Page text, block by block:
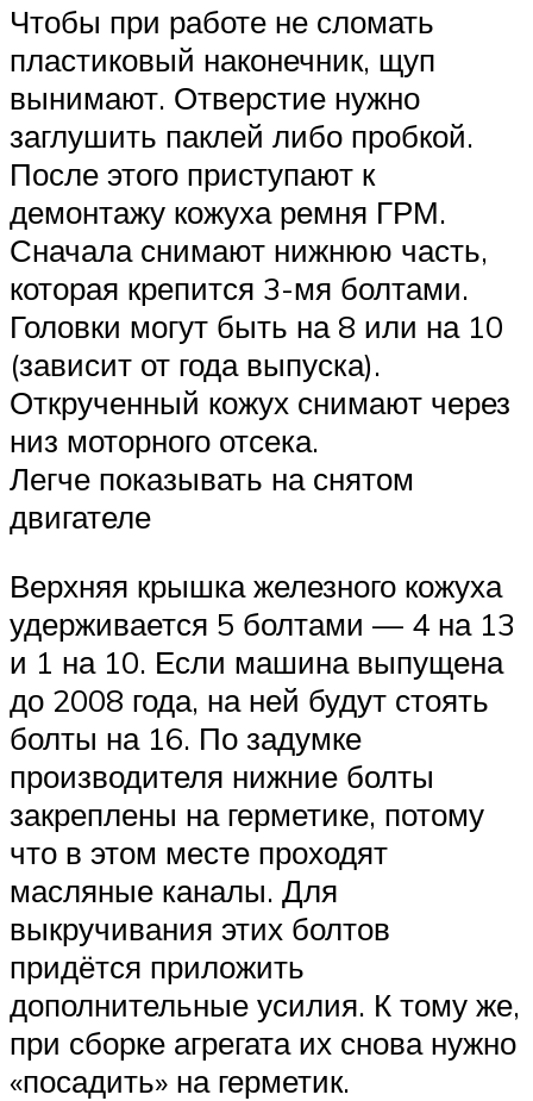
Чтобы при работе не сломать
пластиковый наконечник, щуп
вынимают. Отверстие нужно
заглушить паклей либо пробкой.
После этого приступают к
демонтажу кожуха ремня ГРМ.
Сначала снимают нижнюю часть,
которая крепится 3-мя болтами.
Головки могут быть на 8 или на 10
(зависит от года выпуска).
Открученный кожух снимают через
низ моторного отсека.
Легче показывать на снятом
двигателе
Верхняя крышка железного кожуха
удерживается 5 болтами — 4 на 13
и 1 на 10. Если машина выпущена
до 2008 года, на ней будут стоять
болты на 16. По задумке
производителя нижние болты
закреплены на герметике, потому
что в этом месте проходят
масляные каналы. Для
выкручивания этих болтов
придётся приложить
дополнительные усилия. К тому же,
при сборке агрегата их снова нужно
«посадить» на герметик.